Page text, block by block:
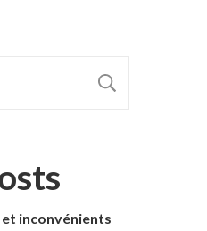
inconvénients